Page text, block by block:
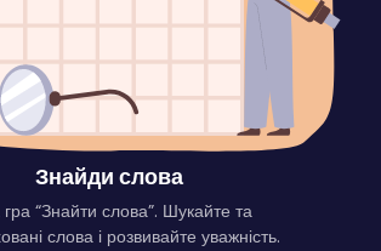
Знайди слова
гра “Знайти слова”. Шукайте та
слова і розвивайте уважність.